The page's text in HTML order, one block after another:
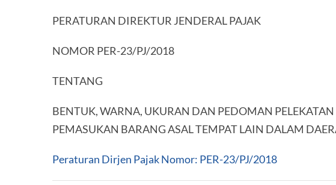
PERATURAN DIREKTUR JENDERAL PAJAK
NOMOR PER-23/PJ/2018
TENTANG
BENTUK, WARNA, UKURAN DAN PEDOMAN
PEMASUKAN BARANG ASAL TEMPAT LAIN DALAM
Peraturan Dirjen Pajak Nomor: PER-23/PJ/2018